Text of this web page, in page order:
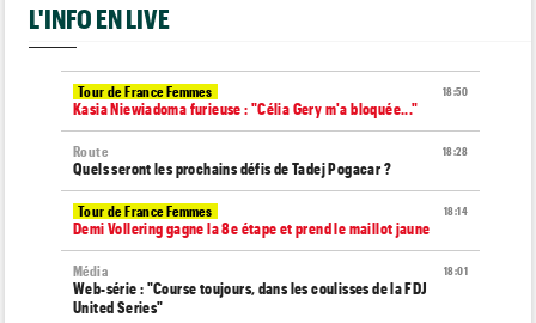
L'INFO EN LIVE
18:50
Tour de France Femmes
Kasia Niewiadoma furieuse : "Célia Gery m'a bloquée..."
18:28
Route
Quels seront les prochains défis de Tadej Pogacar ?
18:14
Tour de France Femmes
Demi Vollering gagne la 8e étape et prend le maillot jaune
18:01
Média
Web-série : "Course toujours, dans les coulisses de la FDJ
United Series"